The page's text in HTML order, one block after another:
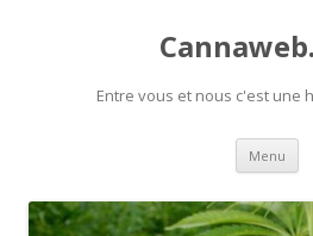
Entre vous et nous c'est une
Menu